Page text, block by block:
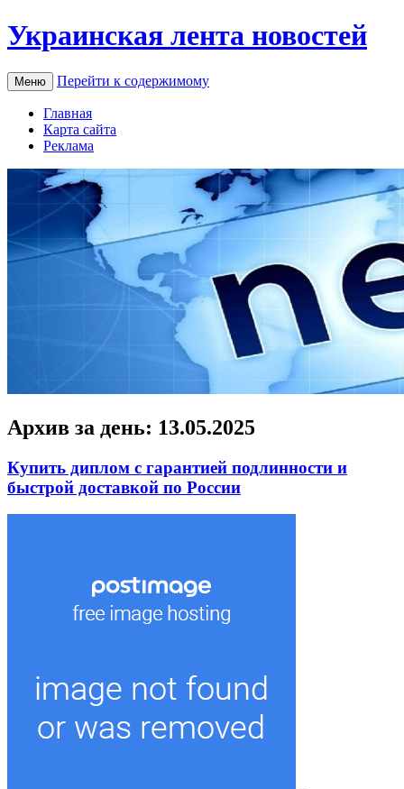
Украинская лента новостей
Меню Перейти к содержимому
Главная
Карта сайта
Реклама
Архив за день: 13.05.2025
Купить диплом с гарантией подлинности и
быстрой доставкой по России